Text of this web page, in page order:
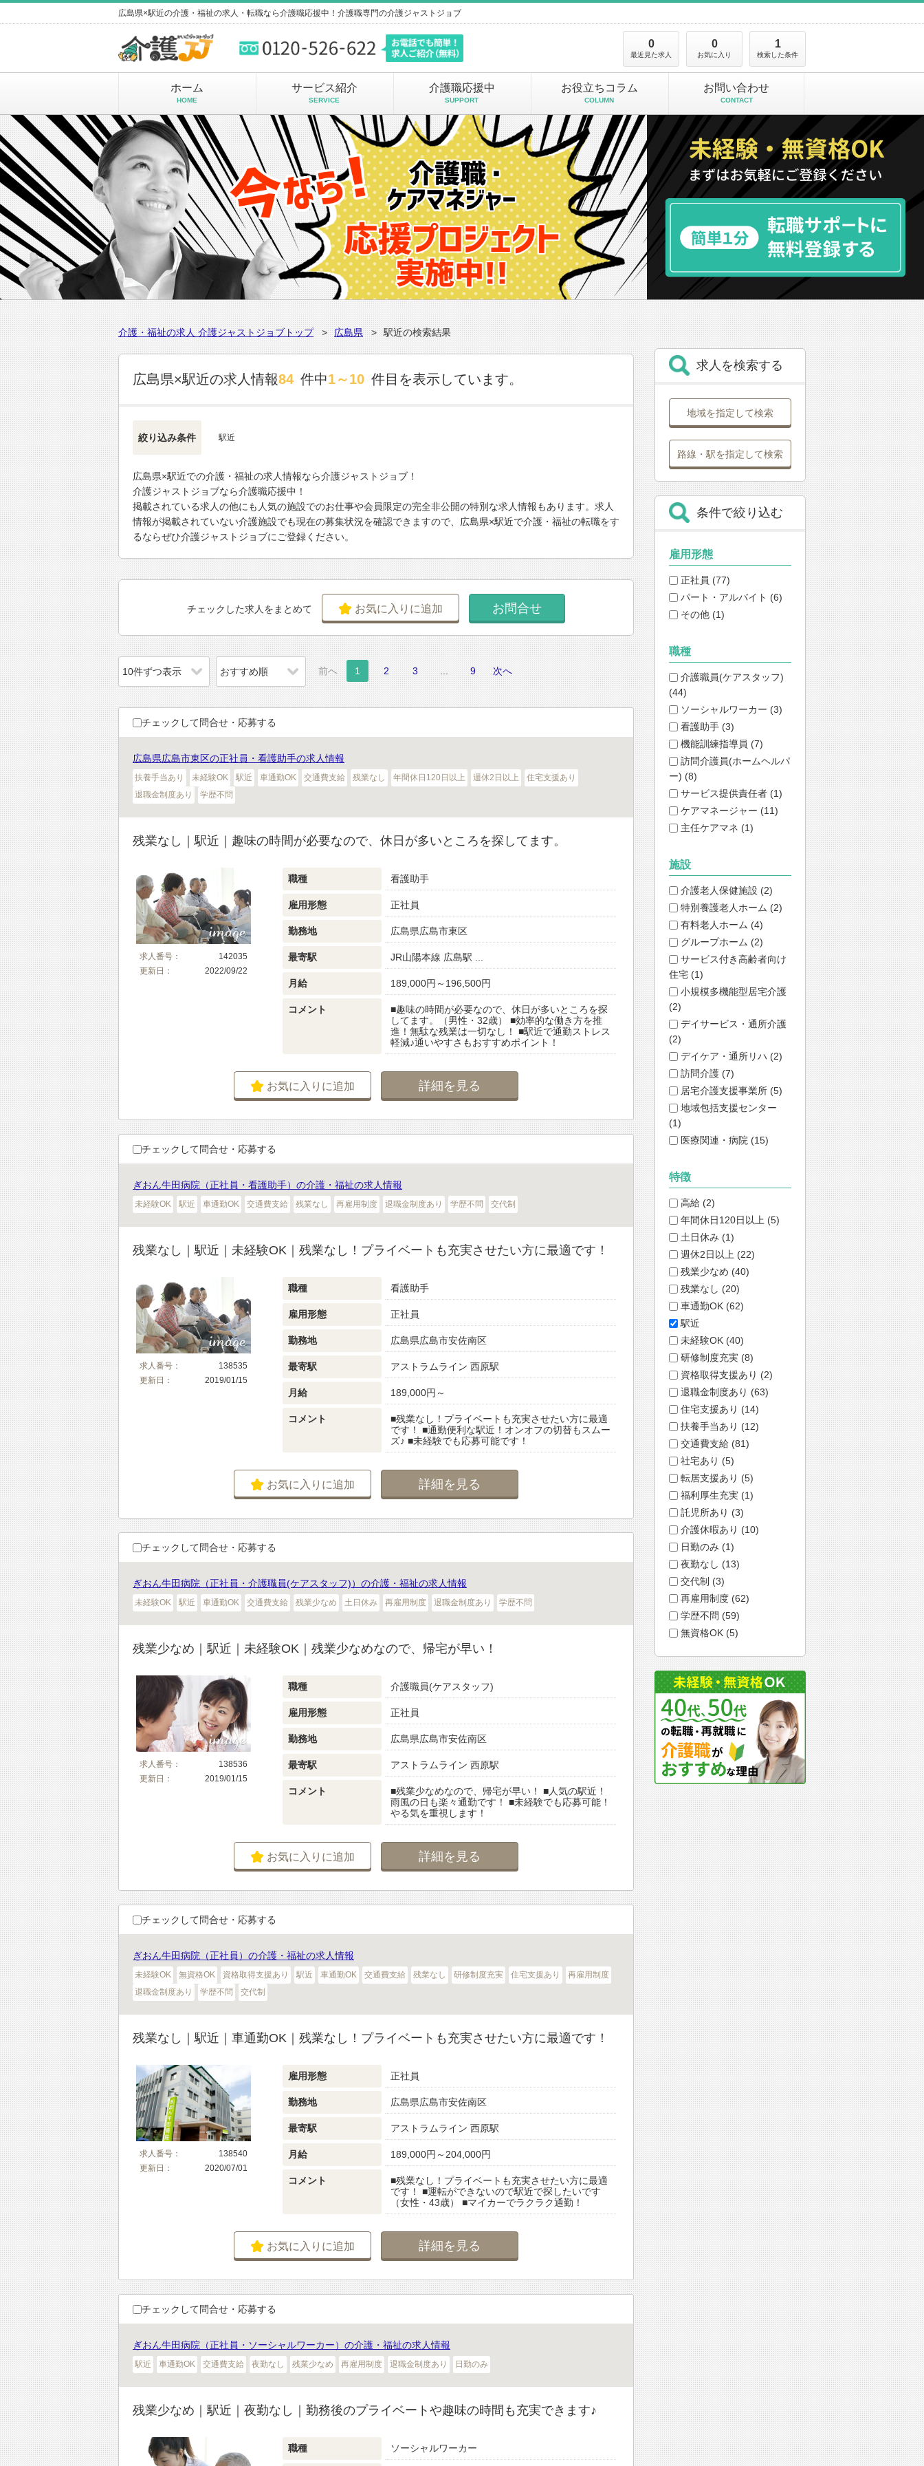
広島県×駅近の介護・福祉の求人・転職なら介護職応援中！介護職専門の介護ジャストジョブ
0
最近見た求人
0
お気に入り
1
検索した条件
ホーム
HOME
サービス紹介
SERVICE
介護職応援中
SUPPORT
お役立ちコラム
COLUMN
お問い合わせ
CONTACT
介護・福祉の求人 介護ジャストジョブトップ 広島県 駅近の検索結果
広島県×駅近の求人情報84 件中1～10 件目を表示しています。
絞り込み条件 駅近
広島県×駅近での介護・福祉の求人情報なら介護ジャストジョブ！
介護ジャストジョブなら介護職応援中！
掲載されている求人の他にも人気の施設でのお仕事や会員限定の完全非公開の特別な求人情報もあります。求人
情報が掲載されていない介護施設でも現在の募集状況を確認できますので、広島県×駅近で介護・福祉の転職をす
るならぜひ介護ジャストジョブにご登録ください。
チェックした求人をまとめて お気に入りに追加 お問合せ
前へ 1 2 3 ... 9 次へ
チェックして問合せ・応募する
広島県広島市東区の正社員・看護助手の求人情報
扶養手当あり 未経験OK 駅近 車通勤OK 交通費支給 残業なし 年間休日120日以上 週休2日以上
住宅支援あり
退職金制度あり
学歴不問
残業なし｜駅近｜趣味の時間が必要なので、休日が多いところを探してます。
求人番号：
142035
更新日：
2022/09/22
職種 看護助手
雇用形態 正社員
勤務地 広島県広島市東区
最寄駅 JR山陽本線 広島駅 ...
月給 189,000円～196,500円
コメント
■趣味の時間が必要なので、休日が多いところを探
してます。（男性・32歳） ■効率的な働き方を推
進！無駄な残業は一切なし！ ■駅近で通勤ストレス
軽減♪通いやすさもおすすめポイント！
お気に入りに追加 詳細を見る
チェックして問合せ・応募する
ぎおん牛田病院（正社員・看護助手）の介護・福祉の求人情報
未経験OK 駅近 車通勤OK 交通費支給 残業なし 再雇用制度 退職金制度あり 学歴不問 交代制
残業なし｜駅近｜未経験OK｜残業なし！プライベートも充実させたい方に最適です！
求人番号：
138535
更新日：
2019/01/15
職種 看護助手
雇用形態 正社員
勤務地 広島県広島市安佐南区
最寄駅 アストラムライン 西原駅
月給 189,000円～
コメント
■残業なし！プライベートも充実させたい方に最適
です！ ■通勤便利な駅近！オンオフの切替もスムー
ズ♪ ■未経験でも応募可能です！
お気に入りに追加 詳細を見る
チェックして問合せ・応募する
ぎおん牛田病院（正社員・介護職員(ケアスタッフ)）の介護・福祉の求人情報
未経験OK 駅近 車通勤OK 交通費支給 残業少なめ 土日休み 再雇用制度 退職金制度あり 学歴不問
残業少なめ｜駅近｜未経験OK｜残業少なめなので、帰宅が早い！
求人番号：
138536
更新日：
2019/01/15
職種 介護職員(ケアスタッフ)
雇用形態 正社員
勤務地 広島県広島市安佐南区
最寄駅 アストラムライン 西原駅
コメント
■残業少なめなので、帰宅が早い！ ■人気の駅近！
雨風の日も楽々通勤です！ ■未経験でも応募可能！
やる気を重視します！
お気に入りに追加 詳細を見る
チェックして問合せ・応募する
ぎおん牛田病院（正社員）の介護・福祉の求人情報
未経験OK 無資格OK 資格取得支援あり 駅近 車通勤OK 交通費支給 残業なし 研修制度充実 住宅支援あり
再雇用制度
退職金制度あり
学歴不問 交代制
残業なし｜駅近｜車通勤OK｜残業なし！プライベートも充実させたい方に最適です！
求人番号：
138540
更新日：
2020/07/01
雇用形態 正社員
勤務地 広島県広島市安佐南区
最寄駅 アストラムライン 西原駅
月給 189,000円～204,000円
コメント
■残業なし！プライベートも充実させたい方に最適
です！ ■運転ができないので駅近で探したいです
（女性・43歳） ■マイカーでラクラク通勤！
お気に入りに追加 詳細を見る
チェックして問合せ・応募する
ぎおん牛田病院（正社員・ソーシャルワーカー）の介護・福祉の求人情報
駅近 車通勤OK 交通費支給 夜勤なし 残業少なめ 再雇用制度 退職金制度あり 日勤のみ
残業少なめ｜駅近｜夜勤なし｜勤務後のプライベートや趣味の時間も充実できます♪
職種 ソーシャルワーカー
求人を検索する
地域を指定して検索
路線・駅を指定して検索
条件で絞り込む
雇用形態
正社員 (77)
パート・アルバイト (6)
その他 (1)
職種
介護職員(ケアスタッフ)
(44)
ソーシャルワーカー (3)
看護助手 (3)
機能訓練指導員 (7)
訪問介護員(ホームヘルパ
ー) (8)
サービス提供責任者 (1)
ケアマネージャー (11)
主任ケアマネ (1)
施設
介護老人保健施設 (2)
特別養護老人ホーム (2)
有料老人ホーム (4)
グループホーム (2)
サービス付き高齢者向け
住宅 (1)
小規模多機能型居宅介護
(2)
デイサービス・通所介護
(2)
デイケア・通所リハ (2)
訪問介護 (7)
居宅介護支援事業所 (5)
地域包括支援センター
(1)
医療関連・病院 (15)
特徴
高給 (2)
年間休日120日以上 (5)
土日休み (1)
週休2日以上 (22)
残業少なめ (40)
残業なし (20)
車通勤OK (62)
駅近
未経験OK (40)
研修制度充実 (8)
資格取得支援あり (2)
退職金制度あり (63)
住宅支援あり (14)
扶養手当あり (12)
交通費支給 (81)
社宅あり (5)
転居支援あり (5)
福利厚生充実 (1)
託児所あり (3)
介護休暇あり (10)
日勤のみ (1)
夜勤なし (13)
交代制 (3)
再雇用制度 (62)
学歴不問 (59)
無資格OK (5)